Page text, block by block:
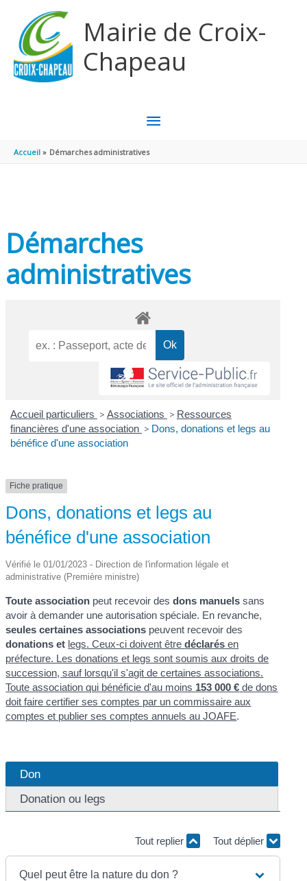
Mairie de Croix-
Chapeau
MENU
PRINCIPAL
Accueil Démarches administratives
Démarches
administratives
Accueil particuliers > Associations > Ressources
financières d'une association > Dons, donations et legs au
bénéfice d'une association
Fiche pratique
Dons, donations et legs au
bénéfice d'une association
Vérifié le 01/01/2023 - Direction de l'information légale et
administrative (Première ministre)
Toute association peut recevoir desdons manuels sans
avoir à demander une autorisation spéciale. En revanche,
seules certaines associations peuvent recevoir des
donations et legs. Ceux-ci doivent êtredéclarés en
préfecture. Les donations et legs sont soumis aux droits de
succession, sauf lorsqu'il s'agit de certaines associations.
Toute association qui bénéficie d'au moins 153 000 € de dons
doit faire certifier ses comptes par un commissaire aux
comptes et publier ses comptes annuels auJOAFE.
Don
Donation ou legs
Tout replier Tout déplier
Quel peut être la nature du don ?